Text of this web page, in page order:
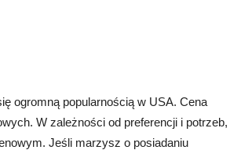
ogromną popularnością w USA. Cena
W zależności od preferencji i potrzeb,
Jeśli marzysz o posiadaniu